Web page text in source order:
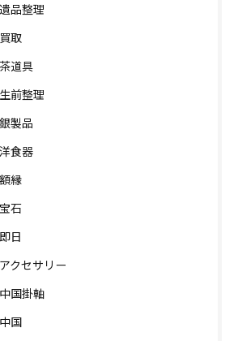
遺品整理
買取
茶道具
生前整理
銀製品
洋食器
額縁
宝石
即日
アクセサリー
中国掛軸
中国